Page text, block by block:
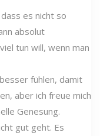
es nicht so
absolut
tun will, wenn man
fühlen, damit
aber ich freue mich
Genesung.
gut geht. Es